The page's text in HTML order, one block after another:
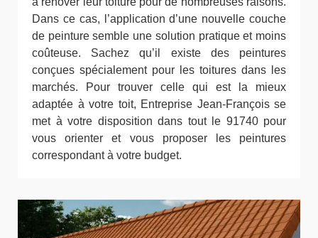
Dans ce cas, l’application d’une nouvelle couche
de peinture semble une solution pratique et moins
coûteuse. Sachez qu’il existe des peintures
conçues spécialement pour les toitures dans les
marchés. Pour trouver celle qui est la mieux
adaptée à votre toit, Entreprise Jean-François se
met à votre disposition dans tout le 91740 pour
vous orienter et vous proposer les peintures
correspondant à votre budget.